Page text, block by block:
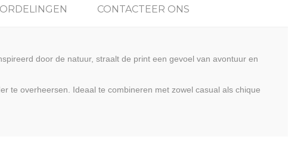
CONTACTEER ONS
door de natuur, straalt de print een gevoel van avontuur en
te overheersen. Ideaal te combineren met zowel casual als chique